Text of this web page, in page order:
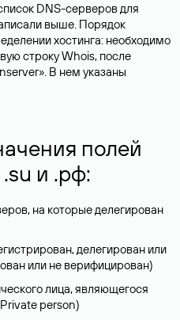
DNS-серверов для
выше. Порядок
хостинга: необходимо
строку Whois, после
В нем указаны
полей
и .рф:
на которые делегирован
делегирован или
или не верифицирован)
лица, являющегося
person)